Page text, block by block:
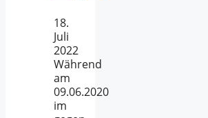
18.
Juli
2022
Während
am
09.06.2020
im